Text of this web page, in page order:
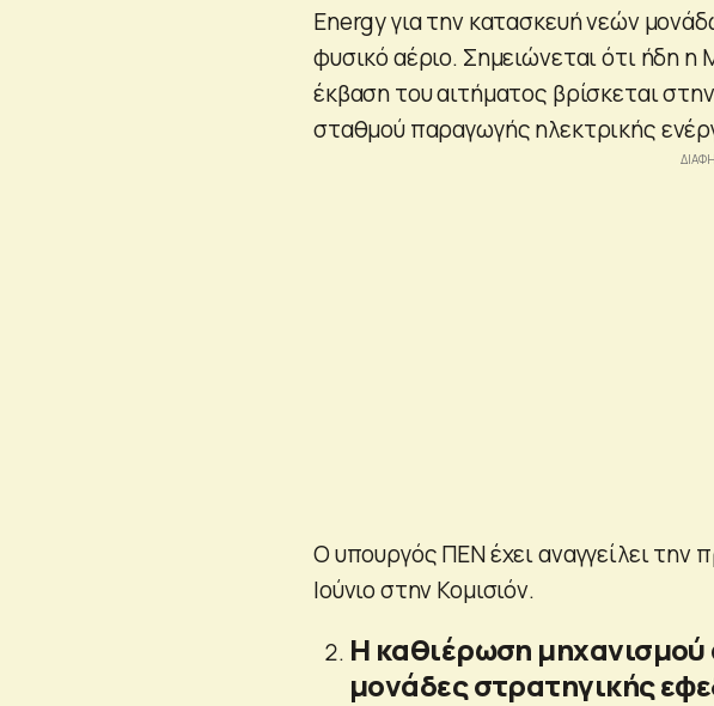
Energy για την κατασκευή νεών
φυσικό αέριο. Σημειώνεται ότι ήδη
έκβαση του αιτήματος βρίσκεται
σταθμού παραγωγής ηλεκτρικής
Ο υπουργός ΠΕΝ έχει αναγγείλει την
Ιούνιο στην Κομισιόν.
Η καθιέρωση μηχανισμού
μονάδες στρατηγικής